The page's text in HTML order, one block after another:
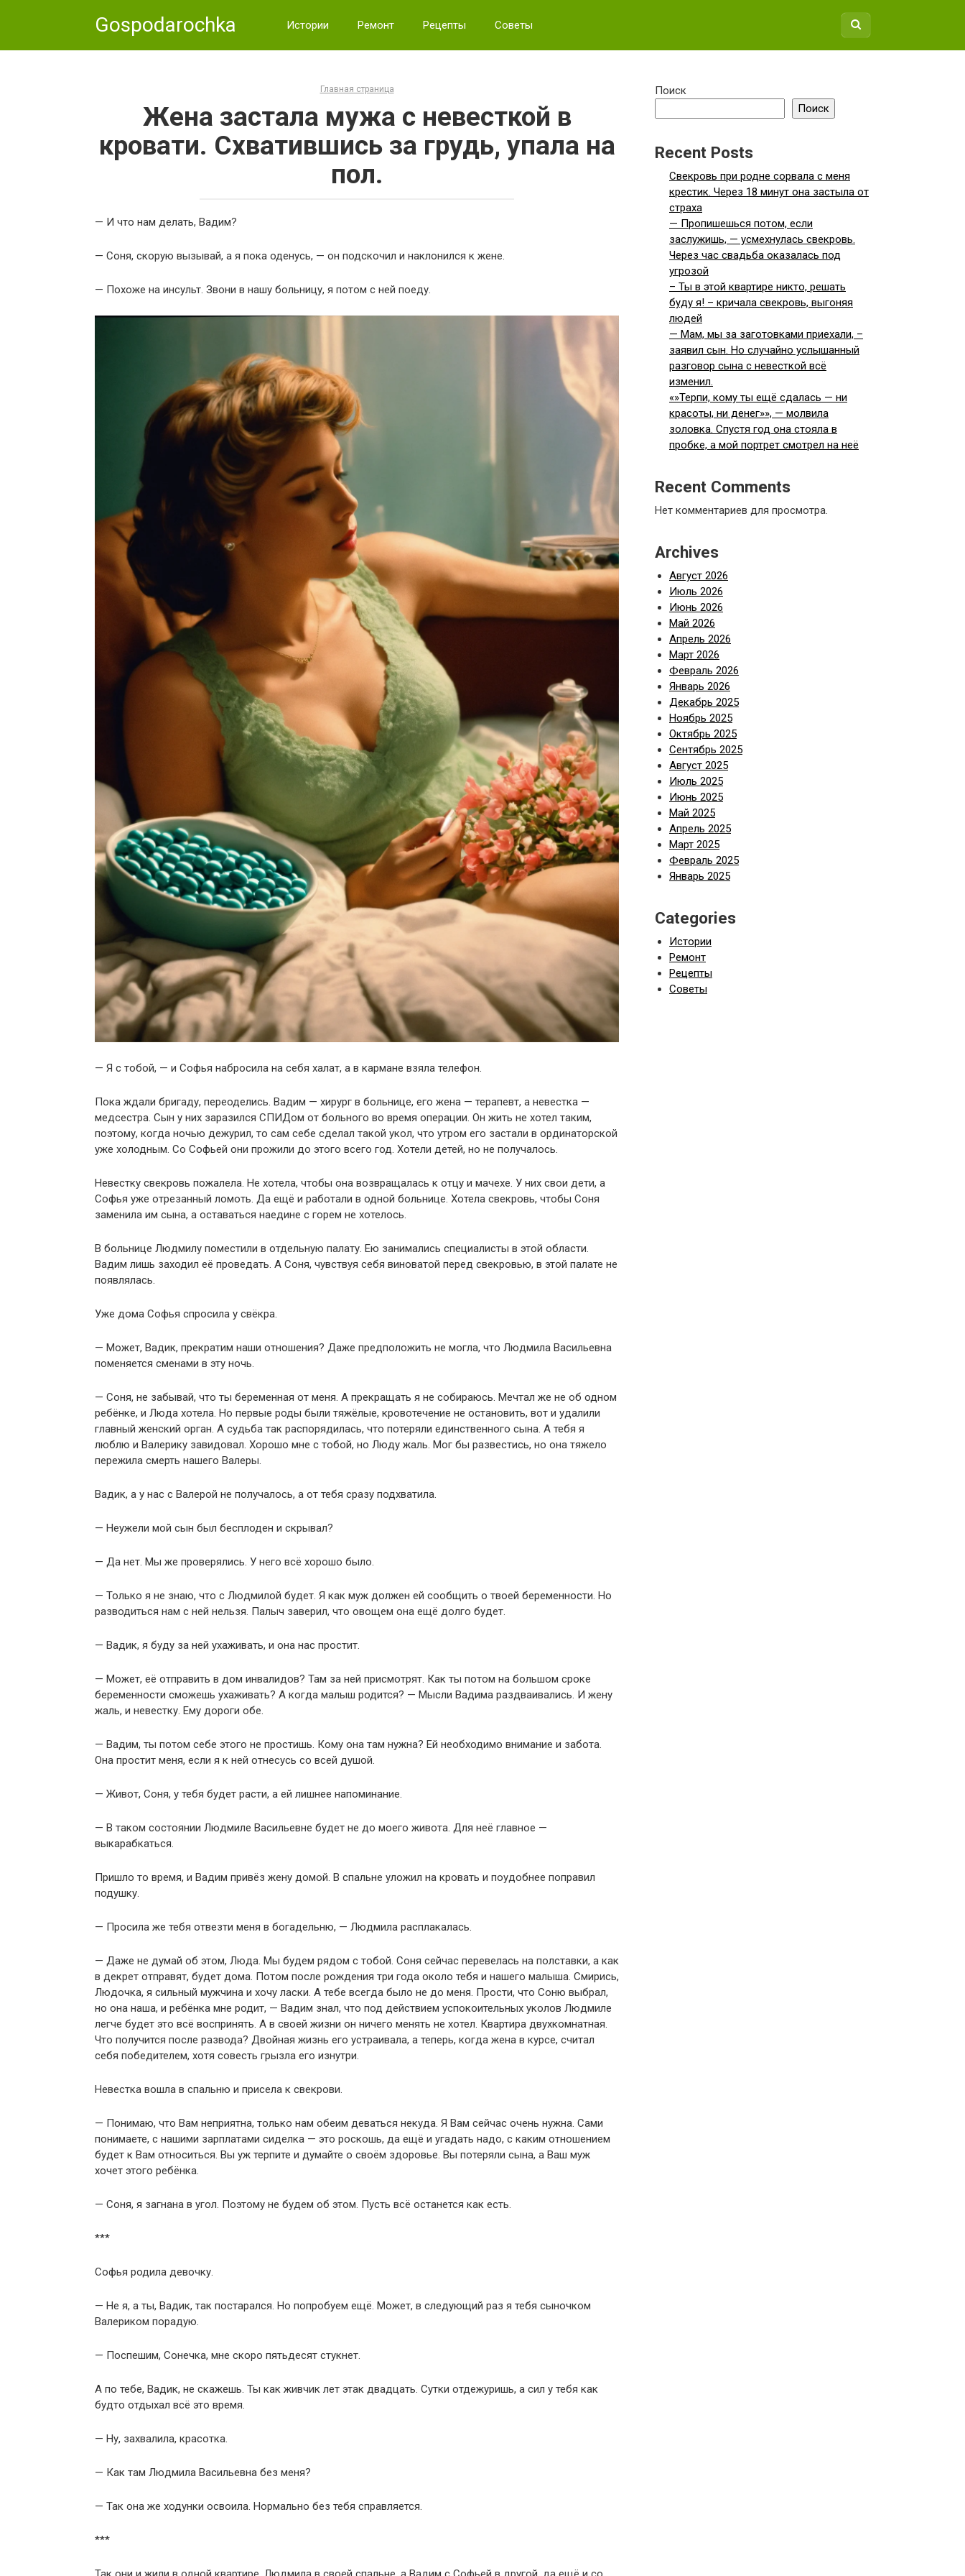
Gospodarochka Истории Ремонт Рецепты Советы
Главная страница
Жена застала мужа с невесткой в
кровати. Схватившись за грудь, упала на
пол.
— И что нам делать, Вадим?
— Соня, скорую вызывай, а я пока оденусь, — он подскочил и наклонился к жене.
— Похоже на инсульт. Звони в нашу больницу, я потом с ней поеду.
— Я с тобой, — и Софья набросила на себя халат, а в кармане взяла телефон.
Пока ждали бригаду, переоделись. Вадим — хирург в больнице, его жена — терапевт, а невестка —
медсестра. Сын у них заразился СПИДом от больного во время операции. Он жить не хотел таким,
поэтому, когда ночью дежурил, то сам себе сделал такой укол, что утром его застали в ординаторской
уже холодным. Со Софьей они прожили до этого всего год. Хотели детей, но не получалось.
Невестку свекровь пожалела. Не хотела, чтобы она возвращалась к отцу и мачехе. У них свои дети, а
Софья уже отрезанный ломоть. Да ещё и работали в одной больнице. Хотела свекровь, чтобы Соня
заменила им сына, а оставаться наедине с горем не хотелось.
В больнице Людмилу поместили в отдельную палату. Ею занимались специалисты в этой области.
Вадим лишь заходил её проведать. А Соня, чувствуя себя виноватой перед свекровью, в этой палате не
появлялась.
Уже дома Софья спросила у свёкра.
— Может, Вадик, прекратим наши отношения? Даже предположить не могла, что Людмила Васильевна
поменяется сменами в эту ночь.
— Соня, не забывай, что ты беременная от меня. А прекращать я не собираюсь. Мечтал же не об одном
ребёнке, и Люда хотела. Но первые роды были тяжёлые, кровотечение не остановить, вот и удалили
главный женский орган. А судьба так распорядилась, что потеряли единственного сына. А тебя я
люблю и Валерику завидовал. Хорошо мне с тобой, но Люду жаль. Мог бы развестись, но она тяжело
пережила смерть нашего Валеры.
Вадик, а у нас с Валерой не получалось, а от тебя сразу подхватила.
— Неужели мой сын был бесплоден и скрывал?
— Да нет. Мы же проверялись. У него всё хорошо было.
— Только я не знаю, что с Людмилой будет. Я как муж должен ей сообщить о твоей беременности. Но
разводиться нам с ней нельзя. Палыч заверил, что овощем она ещё долго будет.
— Вадик, я буду за ней ухаживать, и она нас простит.
— Может, её отправить в дом инвалидов? Там за ней присмотрят. Как ты потом на большом сроке
беременности сможешь ухаживать? А когда малыш родится? — Мысли Вадима раздваивались. И жену
жаль, и невестку. Ему дороги обе.
— Вадим, ты потом себе этого не простишь. Кому она там нужна? Ей необходимо внимание и забота.
Она простит меня, если я к ней отнесусь со всей душой.
— Живот, Соня, у тебя будет расти, а ей лишнее напоминание.
— В таком состоянии Людмиле Васильевне будет не до моего живота. Для неё главное —
выкарабкаться.
Пришло то время, и Вадим привёз жену домой. В спальне уложил на кровать и поудобнее поправил
подушку.
— Просила же тебя отвезти меня в богадельню, — Людмила расплакалась.
— Даже не думай об этом, Люда. Мы будем рядом с тобой. Соня сейчас перевелась на полставки, а как
в декрет отправят, будет дома. Потом после рождения три года около тебя и нашего малыша. Смирись,
Людочка, я сильный мужчина и хочу ласки. А тебе всегда было не до меня. Прости, что Соню выбрал,
но она наша, и ребёнка мне родит, — Вадим знал, что под действием успокоительных уколов Людмиле
легче будет это всё воспринять. А в своей жизни он ничего менять не хотел. Квартира двухкомнатная.
Что получится после развода? Двойная жизнь его устраивала, а теперь, когда жена в курсе, считал
себя победителем, хотя совесть грызла его изнутри.
Невестка вошла в спальню и присела к свекрови.
— Понимаю, что Вам неприятна, только нам обеим деваться некуда. Я Вам сейчас очень нужна. Сами
понимаете, с нашими зарплатами сиделка — это роскошь, да ещё и угадать надо, с каким отношением
будет к Вам относиться. Вы уж терпите и думайте о своём здоровье. Вы потеряли сына, а Ваш муж
хочет этого ребёнка.
— Соня, я загнана в угол. Поэтому не будем об этом. Пусть всё останется как есть.
***
Софья родила девочку.
— Не я, а ты, Вадик, так постарался. Но попробуем ещё. Может, в следующий раз я тебя сыночком
Валериком порадую.
— Поспешим, Сонечка, мне скоро пятьдесят стукнет.
А по тебе, Вадик, не скажешь. Ты как живчик лет этак двадцать. Сутки отдежуришь, а сил у тебя как
будто отдыхал всё это время.
— Ну, захвалила, красотка.
— Как там Людмила Васильевна без меня?
— Так она же ходунки освоила. Нормально без тебя справляется.
***
Поиск
Поиск
Recent Posts
Свекровь при родне сорвала с меня
крестик. Через 18 минут она застыла от
страха
— Пропишешься потом, если
заслужишь, — усмехнулась свекровь.
Через час свадьба оказалась под
угрозой
– Ты в этой квартире никто, решать
буду я! – кричала свекровь, выгоняя
людей
— Мам, мы за заготовками приехали, –
заявил сын. Но случайно услышанный
разговор сына с невесткой всё
изменил.
«»Терпи, кому ты ещё сдалась — ни
красоты, ни денег»», — молвила
золовка. Спустя год она стояла в
пробке, а мой портрет смотрел на неё
Recent Comments
Нет комментариев для просмотра.
Archives
Август 2026
Июль 2026
Июнь 2026
Май 2026
Апрель 2026
Март 2026
Февраль 2026
Январь 2026
Декабрь 2025
Ноябрь 2025
Октябрь 2025
Сентябрь 2025
Август 2025
Июль 2025
Июнь 2025
Май 2025
Апрель 2025
Март 2025
Февраль 2025
Январь 2025
Categories
Истории
Ремонт
Рецепты
Советы